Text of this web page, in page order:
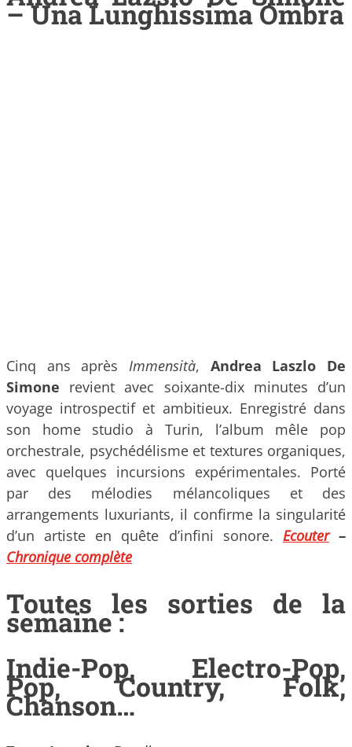
– Una Lunghissima Ombra
Cinq ans après Immensità, Andrea Laszlo De
Simone revient avec soixante-dix minutes d’un
voyage introspectif et ambitieux. Enregistré dans
son home studio à Turin, l’album mêle pop
orchestrale, psychédélisme et textures organiques,
avec quelques incursions expérimentales. Porté
par des mélodies mélancoliques et des
arrangements luxuriants, il confirme la singularité
d’un artiste en quête d’infini sonore. Ecouter –
Chronique complète
Toutes les sorties de la
semaine :
Indie-Pop, Electro-Pop,
Pop, Country, Folk,
Chanson…